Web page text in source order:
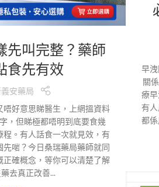
先叫完整？藥師
食先有效
安藥局
好意思睇醫生，上網搵資料
，但睇極都唔明到底要食幾
。有人話食一次就見效，有
啱？今日桑瑞藥局藥師就同
確概念，等你可以清楚了解
去真正改善...
早
關
療
有
都